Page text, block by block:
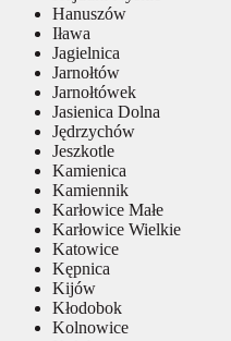
Hanuszów
Iława
Jagielnica
Jarnołtów
Jarnołtówek
Jasienica Dolna
Jędrzychów
Jeszkotle
Kamienica
Kamiennik
Karłowice Małe
Karłowice Wielkie
Katowice
Kępnica
Kijów
Kłodobok
Kolnowice